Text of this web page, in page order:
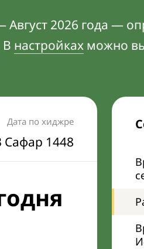
2026 года —
В настройках можно
Дата по хиджре
Сафар 1448